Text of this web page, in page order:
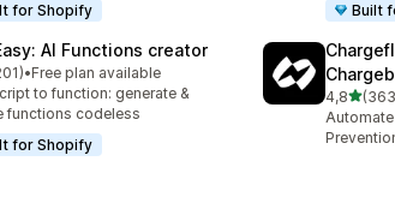
for Shopify
Built
AI Functions creator
estrelas
de avaliações
•Free plan available
to function: generate &
functions codeless
for Shopify
4,8de 5
363 total